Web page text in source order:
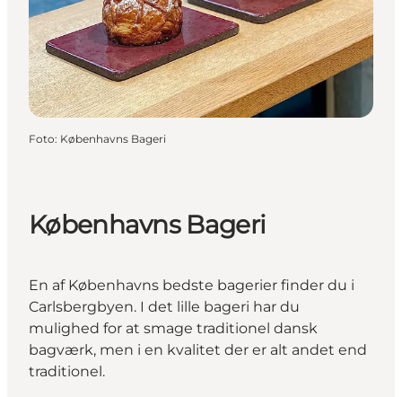
Foto: Københavns Bageri
Københavns Bageri
En af Københavns bedste bagerier finder du i
Carlsbergbyen. I det lille bageri har du
mulighed for at smage traditionel dansk
bagværk, men i en kvalitet der er alt andet end
traditionel.